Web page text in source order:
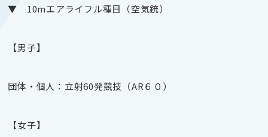
▼ 10mエアライフル種目（空気銃）
【男子】
団体・個人：立射60発競技（AR６０）
【女子】